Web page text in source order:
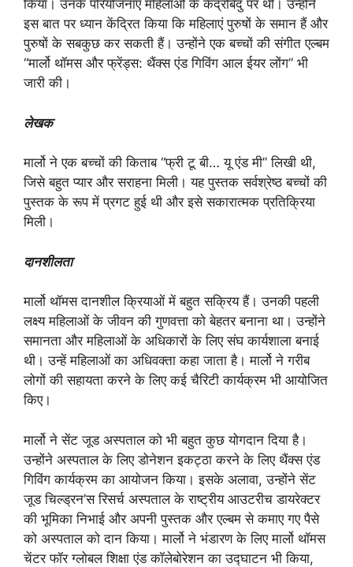
किया। उनके परियोजनाएं महिलाओं के केंद्रबिंदु पर थीं। उन्होंने
इस बात पर ध्यान केंद्रित किया कि महिलाएं पुरुषों के समान हैं और
पुरुषों के सबकुछ कर सकती हैं। उन्होंने एक बच्चों की संगीत एल्बम
“मार्लो थॉमस और फ्रेंड्स: थैंक्स एंड गिविंग आल ईयर लोंग” भी
जारी की।
लेखक
मार्लो ने एक बच्चों की किताब “फ्री टू बी… यू एंड मी” लिखी थी,
जिसे बहुत प्यार और सराहना मिली। यह पुस्तक सर्वश्रेष्ठ बच्चों की
पुस्तक के रूप में प्रगट हुई थी और इसे सकारात्मक प्रतिक्रिया
मिली।
दानशीलता
मार्लो थॉमस दानशील क्रियाओं में बहुत सक्रिय हैं। उनकी पहली
लक्ष्य महिलाओं के जीवन की गुणवत्ता को बेहतर बनाना था। उन्होंने
समानता और महिलाओं के अधिकारों के लिए संघ कार्यशाला बनाई
थी। उन्हें महिलाओं का अधिवक्ता कहा जाता है। मार्लो ने गरीब
लोगों की सहायता करने के लिए कई चैरिटी कार्यक्रम भी आयोजित
किए।
मार्लो ने सेंट जूड अस्पताल को भी बहुत कुछ योगदान दिया है।
उन्होंने अस्पताल के लिए डोनेशन इकट्ठा करने के लिए थैंक्स एंड
गिविंग कार्यक्रम का आयोजन किया। इसके अलावा, उन्होंने सेंट
जूड चिल्ड्रन’स रिसर्च अस्पताल के राष्ट्रीय आउटरीच डायरेक्टर
की भूमिका निभाई और अपनी पुस्तक और एल्बम से कमाए गए पैसे
को अस्पताल को दान किया। मार्लो ने भंडारण के लिए मार्लो थॉमस
चेंटर फॉर ग्लोबल शिक्षा एंड कॉलेबोरेशन का उद्घाटन भी किया,